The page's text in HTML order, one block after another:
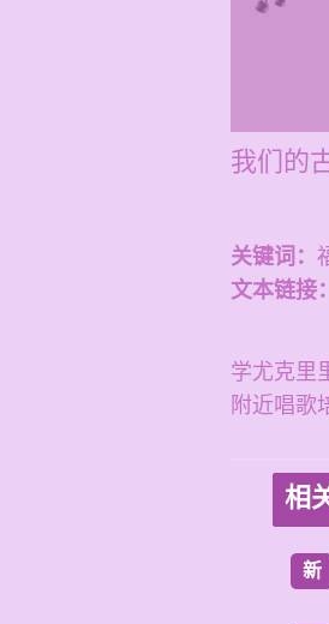
我们的
关键词：
文本链接：
学尤克里
附近唱歌
相
新